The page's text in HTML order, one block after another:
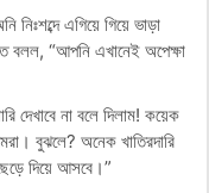
এগিয়ে গিয়ে ভাড়া
বলল, “আপনি এখানেই অপেক্ষা
দেখাবে না বলে দিলাম! কয়েক
বুঝলে? অনেক খাতিরদারি
দিয়ে আসবে।”